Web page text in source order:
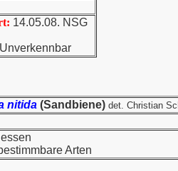
14.05.08. NSG
Unverkennbar
nitida (Sandbiene) det. Christian
Arten